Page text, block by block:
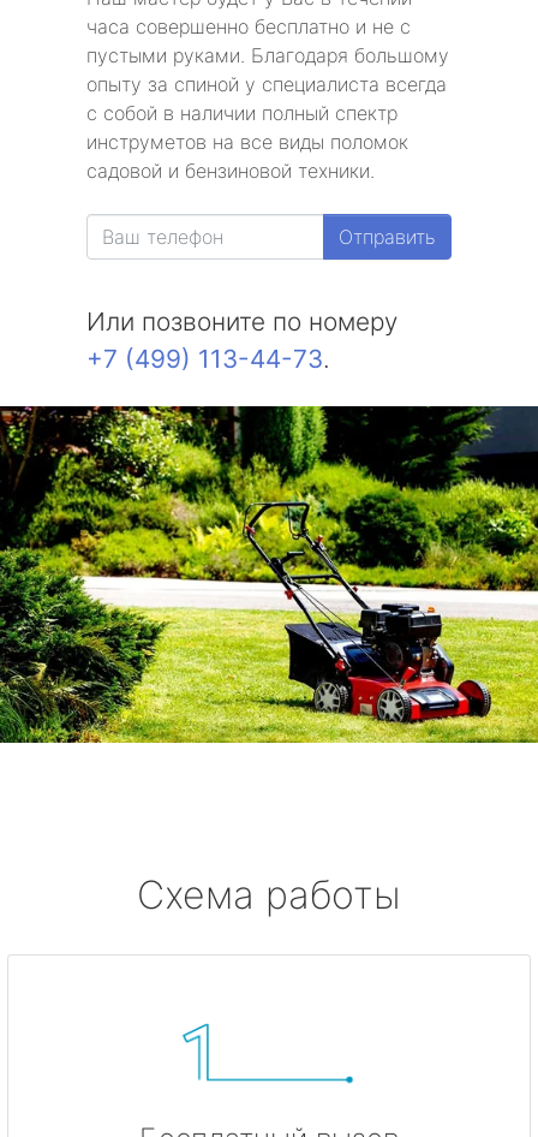
часа совершенно бесплатно и не с
пустыми руками. Благодаря большому
опыту за спиной у специалиста всегда
с собой в наличии полный спектр
инструметов на все виды поломок
садовой и бензиновой техники.
Отправить
Или позвоните по номеру
+7 (499) 113-44-73.
Схема работы